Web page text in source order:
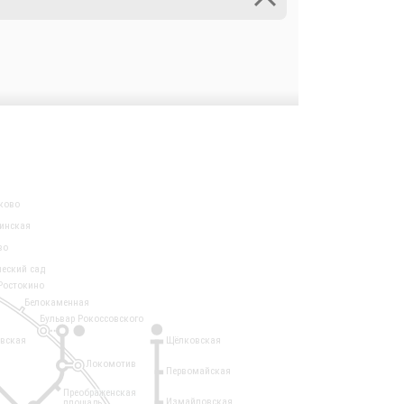
1
Локомотив
сад
Белокаменная
Щёлковская
Первомайская
Измайловская
Бульвар Рокоссовского
Преображенская